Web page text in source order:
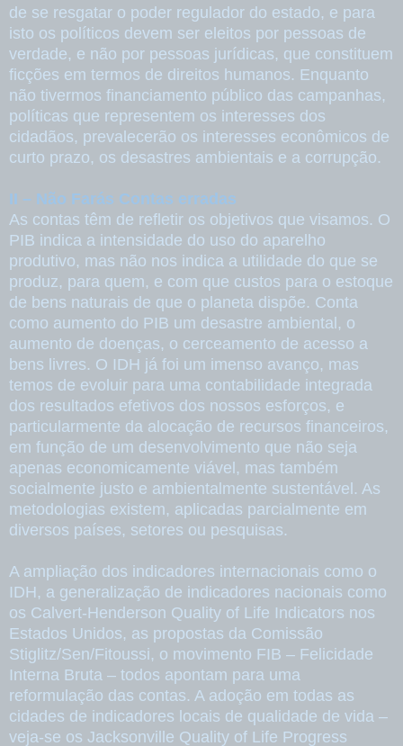
de se resgatar o poder regulador do estado, e para
isto os políticos devem ser eleitos por pessoas de
verdade, e não por pessoas jurídicas, que constituem
ficções em termos de direitos humanos. Enquanto
não tivermos financiamento público das campanhas,
políticas que representem os interesses dos
cidadãos, prevalecerão os interesses econômicos de
curto prazo, os desastres ambientais e a corrupção.
II – Não Farás Contas erradas
As contas têm de refletir os objetivos que visamos. O
PIB indica a intensidade do uso do aparelho
produtivo, mas não nos indica a utilidade do que se
produz, para quem, e com que custos para o estoque
de bens naturais de que o planeta dispõe. Conta
como aumento do PIB um desastre ambiental, o
aumento de doenças, o cerceamento de acesso a
bens livres. O IDH já foi um imenso avanço, mas
temos de evoluir para uma contabilidade integrada
dos resultados efetivos dos nossos esforços, e
particularmente da alocação de recursos financeiros,
em função de um desenvolvimento que não seja
apenas economicamente viável, mas também
socialmente justo e ambientalmente sustentável. As
metodologias existem, aplicadas parcialmente em
diversos países, setores ou pesquisas.
A ampliação dos indicadores internacionais como o
IDH, a generalização de indicadores nacionais como
os Calvert-Henderson Quality of Life Indicators nos
Estados Unidos, as propostas da Comissão
Stiglitz/Sen/Fitoussi, o movimento FIB – Felicidade
Interna Bruta – todos apontam para uma
reformulação das contas. A adoção em todas as
cidades de indicadores locais de qualidade de vida –
veja-se os Jacksonville Quality of Life Progress